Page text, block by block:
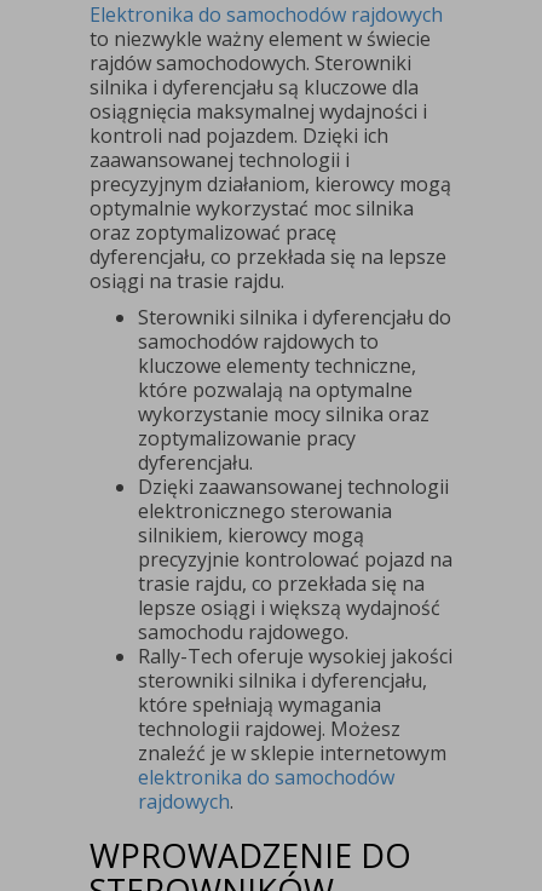
Elektronika do samochodów rajdowych
to niezwykle ważny element w świecie
rajdów samochodowych. Sterowniki
silnika i dyferencjału są kluczowe dla
osiągnięcia maksymalnej wydajności i
kontroli nad pojazdem. Dzięki ich
zaawansowanej technologii i
precyzyjnym działaniom, kierowcy mogą
optymalnie wykorzystać moc silnika
oraz zoptymalizować pracę
dyferencjału, co przekłada się na lepsze
osiągi na trasie rajdu.
Sterowniki silnika i dyferencjału do
samochodów rajdowych to
kluczowe elementy techniczne,
które pozwalają na optymalne
wykorzystanie mocy silnika oraz
zoptymalizowanie pracy
dyferencjału.
Dzięki zaawansowanej technologii
elektronicznego sterowania
silnikiem, kierowcy mogą
precyzyjnie kontrolować pojazd na
trasie rajdu, co przekłada się na
lepsze osiągi i większą wydajność
samochodu rajdowego.
Rally-Tech oferuje wysokiej jakości
sterowniki silnika i dyferencjału,
które spełniają wymagania
technologii rajdowej. Możesz
znaleźć je w sklepie internetowym
elektronika do samochodów
rajdowych.
WPROWADZENIE DO